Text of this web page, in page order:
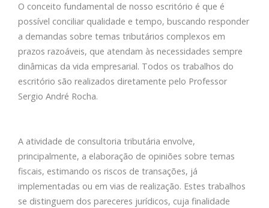
O conceito fundamental de nosso escritório é que é
possível conciliar qualidade e tempo, buscando responder
a demandas sobre temas tributários complexos em
prazos razoáveis, que atendam às necessidades sempre
dinâmicas da vida empresarial. Todos os trabalhos do
escritório são realizados diretamente pelo Professor
Sergio André Rocha.
A atividade de consultoria tributária envolve,
principalmente, a elaboração de opiniões sobre temas
fiscais, estimando os riscos de transações, já
implementadas ou em vias de realização. Estes trabalhos
se distinguem dos pareceres jurídicos, cuja finalidade